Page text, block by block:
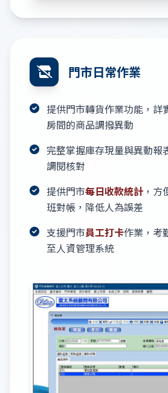
門市日常作業
提供門市轉貨作業功能，詳
房間的商品調撥異動
完整掌握庫存現量與異動報
調閱核對
提供門市每日收款統計 ，
班對帳，降低人為誤差
支援門市員工打卡作業，考
至人資管理系統